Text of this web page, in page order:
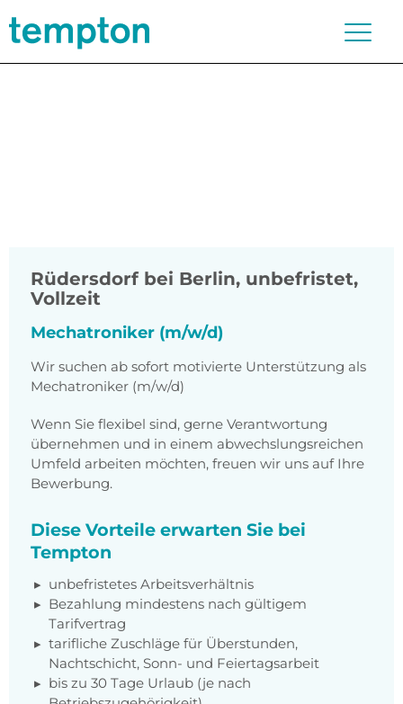
Rüdersdorf bei Berlin, unbefristet,
Vollzeit
Mechatroniker (m/w/d)
Wir suchen ab sofort motivierte Unterstützung als
Mechatroniker (m/w/d)
Wenn Sie flexibel sind, gerne Verantwortung
übernehmen und in einem abwechslungsreichen
Umfeld arbeiten möchten, freuen wir uns auf Ihre
Bewerbung.
Diese Vorteile erwarten Sie bei
Tempton
unbefristetes Arbeitsverhältnis
Bezahlung mindestens nach gültigem
Tarifvertrag
tarifliche Zuschläge für Überstunden,
Nachtschicht, Sonn- und Feiertagsarbeit
bis zu 30 Tage Urlaub (je nach